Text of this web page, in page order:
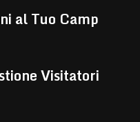
al Tuo Camp
Visitatori